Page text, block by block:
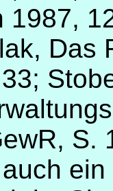
1987,
Das
S.